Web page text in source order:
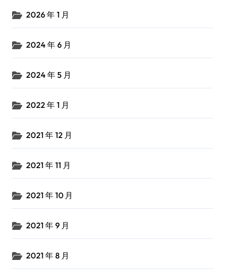
2026 年 1 月
2024 年 6 月
2024 年 5 月
2022 年 1 月
2021 年 12 月
2021 年 11 月
2021 年 10 月
2021 年 9 月
2021 年 8 月